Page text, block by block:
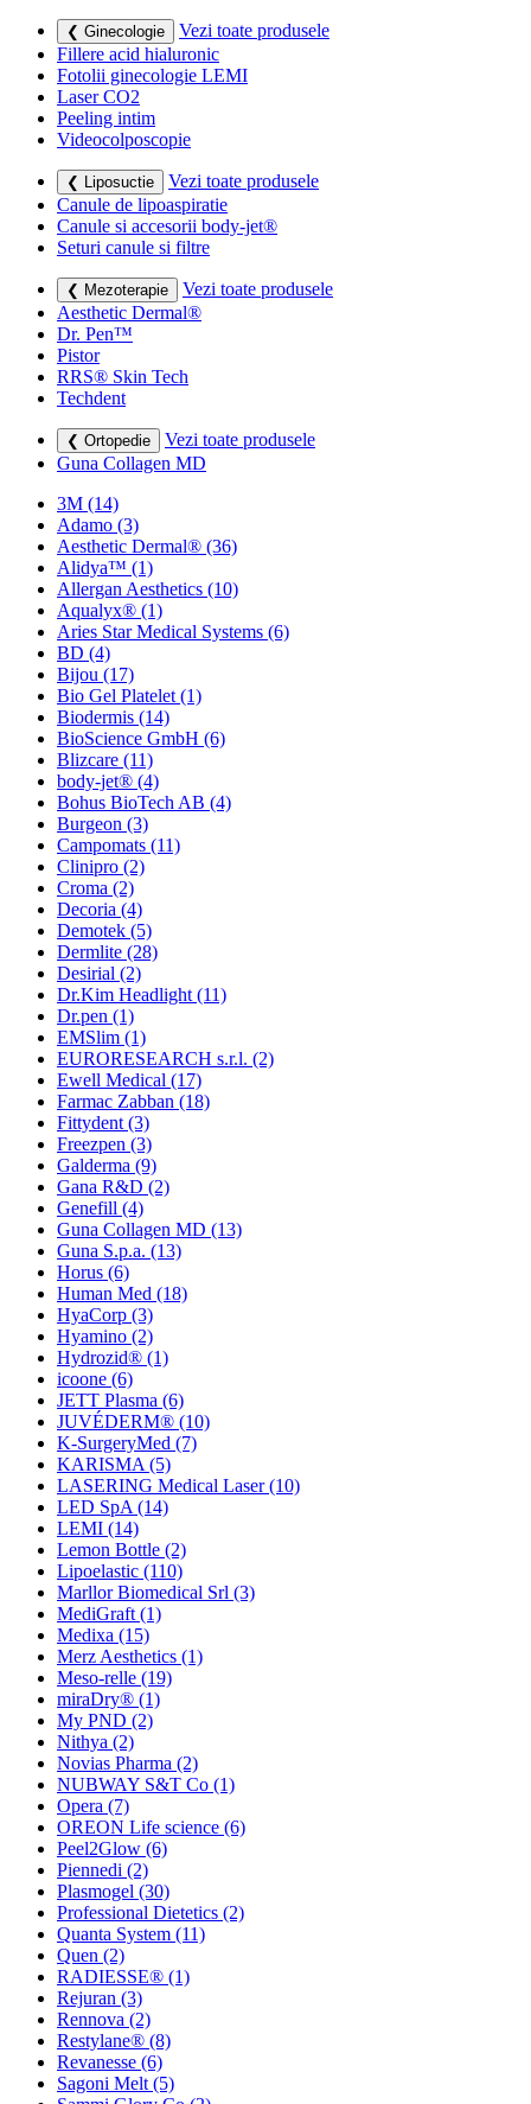
❮ Ginecologie
Vezi toate produsele
Fillere acid hialuronic
Fotolii ginecologie LEMI
Laser CO2
Peeling intim
Videocolposcopie
❮ Liposuctie
Vezi toate produsele
Canule de lipoaspiratie
Canule si accesorii body-jet®
Seturi canule si filtre
❮ Mezoterapie
Vezi toate produsele
Aesthetic Dermal®
Dr. Pen™
Pistor
RRS® Skin Tech
Techdent
❮ Ortopedie
Vezi toate produsele
Guna Collagen MD
3M (14)
Adamo (3)
Aesthetic Dermal® (36)
Alidya™ (1)
Allergan Aesthetics (10)
Aqualyx® (1)
Aries Star Medical Systems (6)
BD (4)
Bijou (17)
Bio Gel Platelet (1)
Biodermis (14)
BioScience GmbH (6)
Blizcare (11)
body-jet® (4)
Bohus BioTech AB (4)
Burgeon (3)
Campomats (11)
Clinipro (2)
Croma (2)
Decoria (4)
Demotek (5)
Dermlite (28)
Desirial (2)
Dr.Kim Headlight (11)
Dr.pen (1)
EMSlim (1)
EURORESEARCH s.r.l. (2)
Ewell Medical (17)
Farmac Zabban (18)
Fittydent (3)
Freezpen (3)
Galderma (9)
Gana R&D (2)
Genefill (4)
Guna Collagen MD (13)
Guna S.p.a. (13)
Horus (6)
Human Med (18)
HyaCorp (3)
Hyamino (2)
Hydrozid® (1)
icoone (6)
JETT Plasma (6)
JUVÉDERM® (10)
K-SurgeryMed (7)
KARISMA (5)
LASERING Medical Laser(10)
LED SpA (14)
LEMI (14)
Lemon Bottle (2)
Lipoelastic (110)
Marllor Biomedical Srl (3)
MediGraft (1)
Medixa (15)
Merz Aesthetics (1)
Meso-relle (19)
miraDry® (1)
My PND (2)
Nithya (2)
Novias Pharma (2)
NUBWAY S&T Co (1)
Opera (7)
OREON Life science (6)
Peel2Glow (6)
Piennedi (2)
Plasmogel (30)
Professional Dietetics (2)
Quanta System (11)
Quen (2)
RADIESSE® (1)
Rejuran (3)
Rennova (2)
Restylane® (8)
Revanesse (6)
Sagoni Melt (5)